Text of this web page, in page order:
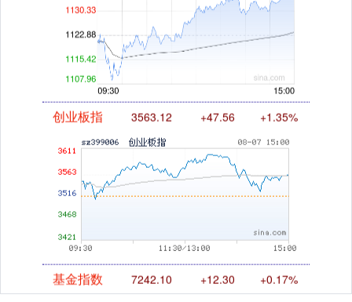
创业板指 +1.35%
基金指数 7242.10 +12.30 +0.17%